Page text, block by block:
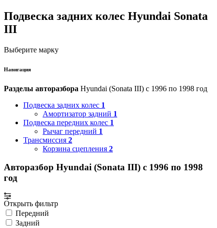
Подвеска задних колес Hyundai Sonata
III
Выберите марку
Навигация
Разделы авторазбора Hyundai (Sonata III) с 1996 по 1998 год
Подвеска задних колес 1
Амортизатор задний 1
Подвеска передних колес 1
Рычаг передний 1
Трансмиссия 2
Корзина сцепления 2
Авторазбор Hyundai (Sonata III) с 1996 по 1998
год
Открыть фильтр
Передний
Задний